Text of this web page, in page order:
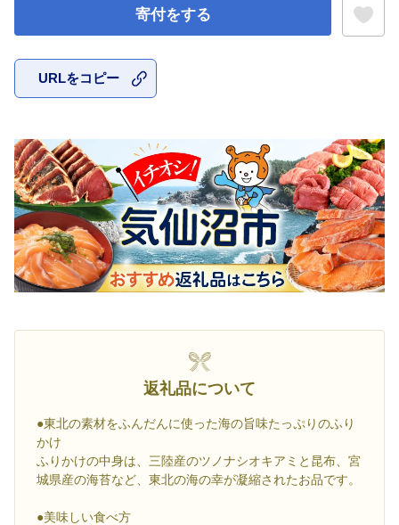
寄付をする
URLをコピー
返礼品について
●東北の素材をふんだんに使った海の旨味たっぷりのふり
かけ
ふりかけの中身は、三陸産のツノナシオキアミと昆布、宮
城県産の海苔など、東北の海の幸が凝縮されたお品です。
●美味しい食べ方